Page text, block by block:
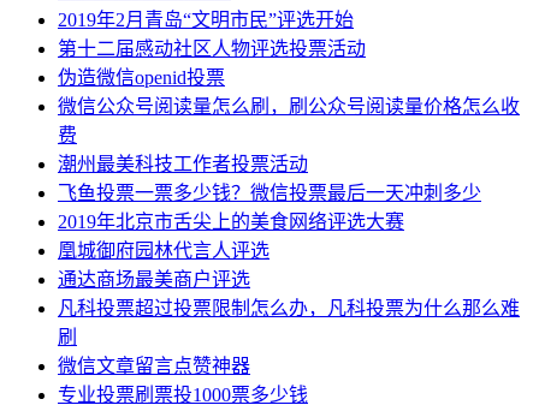
2019年2月青岛“文明市民”评选开始
第十二届感动社区人物评选投票活动
伪造微信openid投票
微信公众号阅读量怎么刷，刷公众号阅读量价格怎么收
费
潮州最美科技工作者投票活动
飞鱼投票一票多少钱？微信投票最后一天冲刺多少
2019年北京市舌尖上的美食网络评选大赛
凰城御府园林代言人评选
通达商场最美商户评选
凡科投票超过投票限制怎么办，凡科投票为什么那么难
刷
微信文章留言点赞神器
专业投票刷票投1000票多少钱